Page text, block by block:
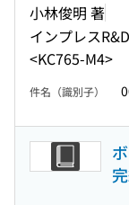
小林俊明 著
インプレス
<KC765-M4>
件名（識別子）